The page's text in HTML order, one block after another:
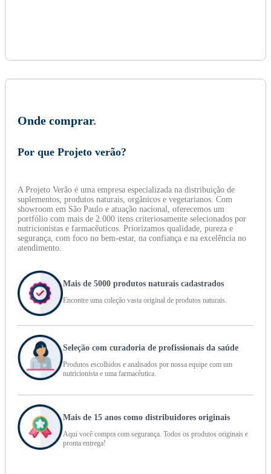
Onde comprar.
Por que Projeto verão?
A Projeto Verão é uma empresa especializada na distribuição de
suplementos, produtos naturais, orgânicos e vegetarianos. Com
showroom em São Paulo e atuação nacional, oferecemos um
portfólio com mais de 2.000 itens criteriosamente selecionados por
nutricionistas e farmacêuticos. Priorizamos qualidade, pureza e
segurança, com foco no bem-estar, na confiança e na excelência no
atendimento.
Mais de 5000 produtos naturais cadastrados
Encontre uma coleção vasta original de produtos naturais.
Seleção com curadoria de profissionais da saúde
Produtos escolhidos e analisados por nossa equipe com um
nutricionista e uma farmacêutica.
Mais de 15 anos como distribuidores originais
Aqui você compra com segurança. Todos os produtos originais e
pronta entrega!